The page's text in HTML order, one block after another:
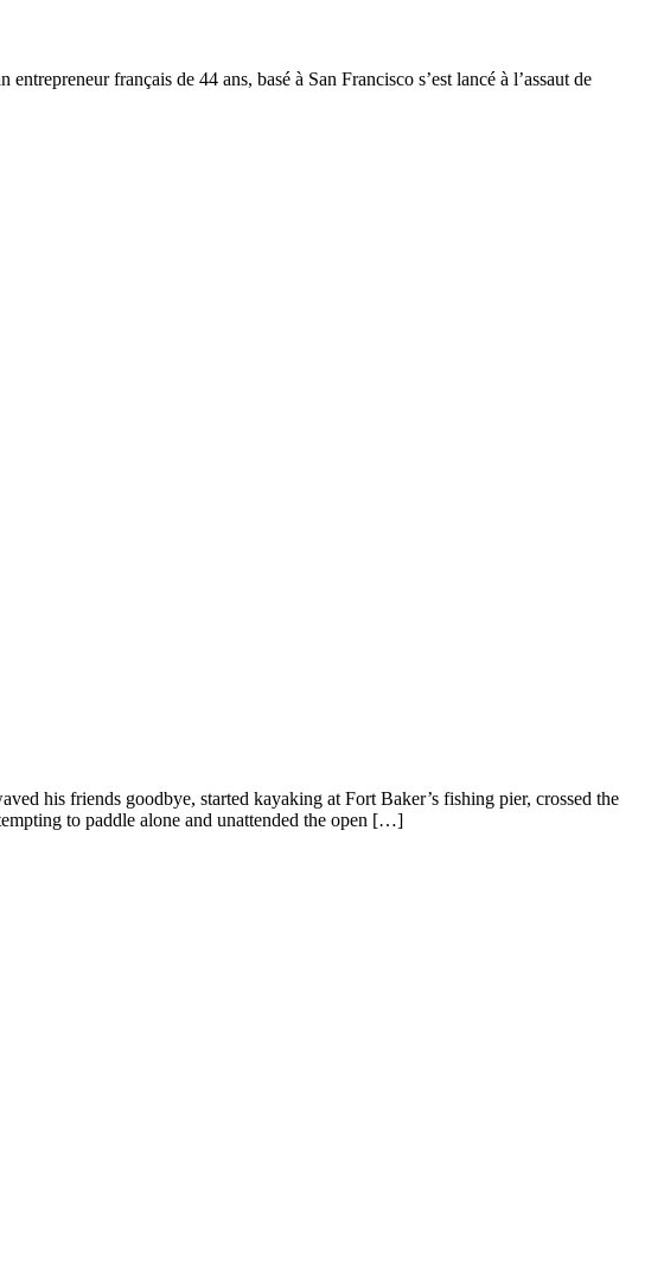
français de 44 ans, basé à San Francisco s’est lancé à l’assaut de
his friends goodbye, started kayaking at Fort Baker’s fishing pier, crossed the
to paddle alone and unattended the open […]